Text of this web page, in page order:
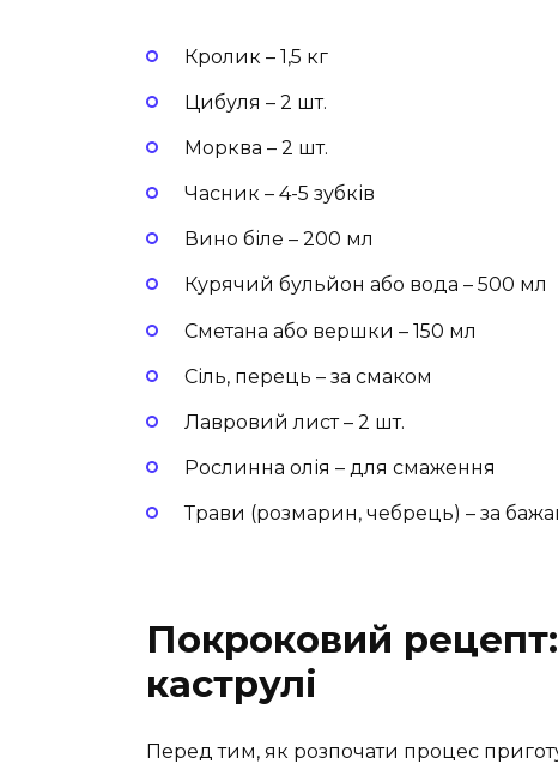
Кролик – 1,5 кг
Цибуля – 2 шт.
Морква – 2 шт.
Часник – 4-5 зубків
Вино біле – 200 мл
Курячий бульйон або вода – 500 мл
Сметана або вершки – 150 мл
Сіль, перець – за смаком
Лавровий лист – 2 шт.
Рослинна олія – для смаження
Трави (розмарин, чебрець) – за
Покроковий
каструлі
Перед тим, як розпочати процес